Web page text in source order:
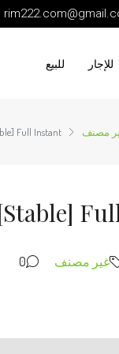
للإجار للبيع
مصنف Full Instant
غير مصنف 0